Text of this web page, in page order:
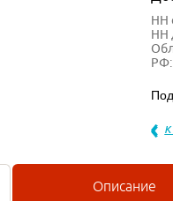
НН
НН
РФ:
Описание